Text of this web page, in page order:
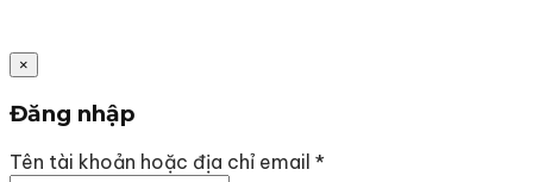
×
Đăng nhập
Tên tài khoản hoặc địa chỉ email *Bắt